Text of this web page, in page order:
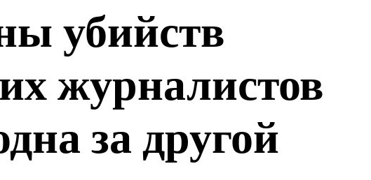
убийств
журналистов
за другой